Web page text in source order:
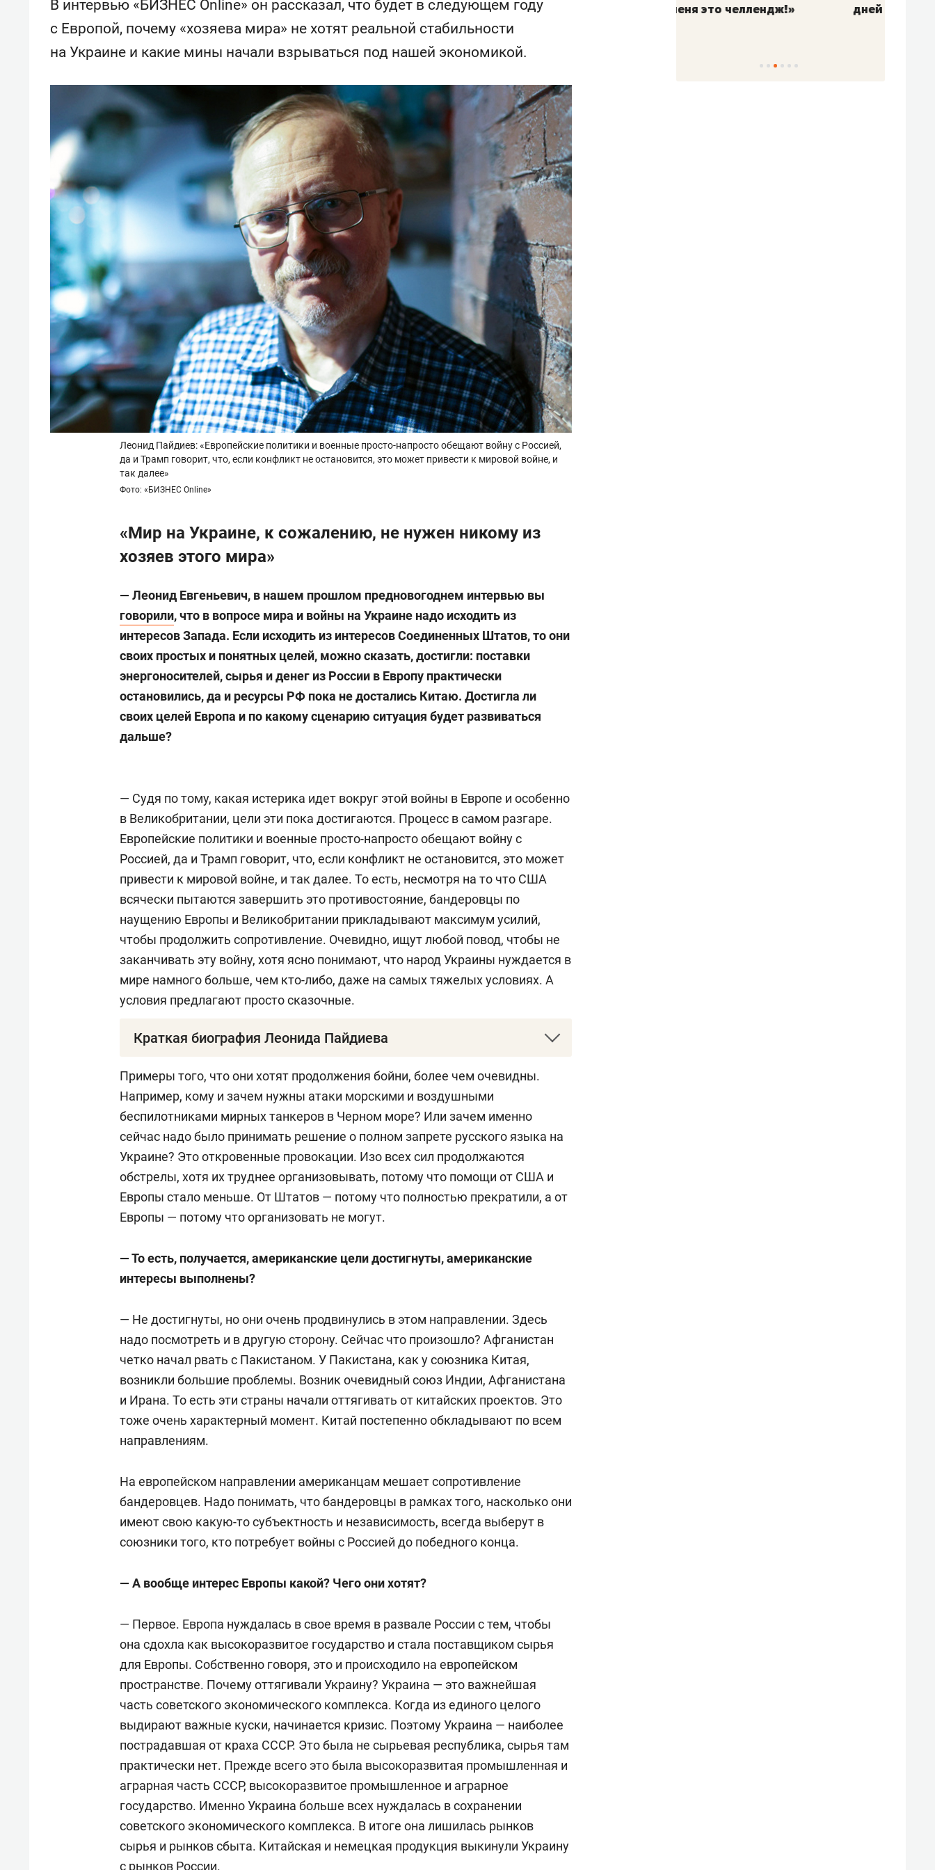
В интервью «БИЗНЕС Online» он рассказал, что будет в следующем году
с Европой, почему «хозяева мира» не хотят реальной стабильности
на Украине и какие мины начали взрываться под нашей экономикой.
Леонид Пайдиев: «Европейские политики и военные просто-напросто обещают войну с Россией,
да и Трамп говорит, что, если конфликт не остановится, это может привести к мировой войне, и
так далее»
Фото: «БИЗНЕС Online»
«Мир на Украине, к сожалению, не нужен никому из
хозяев этого мира»
— Леонид Евгеньевич, в нашем прошлом предновогоднем интервью вы
говорили, что в вопросе мира и войны на Украине надо исходить из
интересов Запада. Если исходить из интересов Соединенных Штатов, то они
своих простых и понятных целей, можно сказать, достигли: поставки
энергоносителей, сырья и денег из России в Европу практически
остановились, да и ресурсы РФ пока не достались Китаю. Достигла ли
своих целей Европа и по какому сценарию ситуация будет развиваться
дальше?
— Судя по тому, какая истерика идет вокруг этой войны в Европе и особенно
в Великобритании, цели эти пока достигаются. Процесс в самом разгаре.
Европейские политики и военные просто-напросто обещают войну с
Россией, да и Трамп говорит, что, если конфликт не остановится, это может
привести к мировой войне, и так далее. То есть, несмотря на то что США
всячески пытаются завершить это противостояние, бандеровцы по
наущению Европы и Великобритании прикладывают максимум усилий,
чтобы продолжить сопротивление. Очевидно, ищут любой повод, чтобы не
заканчивать эту войну, хотя ясно понимают, что народ Украины нуждается в
мире намного больше, чем кто-либо, даже на самых тяжелых условиях. А
условия предлагают просто сказочные.
Краткая биография Леонида Пайдиева
экономических наук, по политическим взглядам буржуазный националист.
Автор и ведущий телеграм-канала https://t.me/s/paidiev28
Закончил Ленинградский университет в 1979 году. Кандидат экономических
наук. Работал в Ленинградском финансово-экономическом институте
(ЛФЭИ), а также по хоздоговорным темам в плановом комитете города и
управлении имуществ.
С ноября 1991 года докторант ЛФЭИ и сотрудник РЦЭР при правительстве.
С марта 1992-го начальник отдела демонополизации, приватизации и
В 1994 году отдел преобразован в управление. Занимался вопросами
приватизации, демонополизации, рынками ценных бумаг, страхованием,
негосударственными пенсионными фондами, ипотекой.
Федерации. С марта 1999 года сотрудник ГК «АРКО», ГК «АСВ».
Примеры того, что они хотят продолжения бойни, более чем очевидны.
Например, кому и зачем нужны атаки морскими и воздушными
беспилотниками мирных танкеров в Черном море? Или зачем именно
сейчас надо было принимать решение о полном запрете русского языка на
Украине? Это откровенные провокации. Изо всех сил продолжаются
обстрелы, хотя их труднее организовывать, потому что помощи от США и
Европы стало меньше. От Штатов — потому что полностью прекратили, а от
Европы — потому что организовать не могут.
— То есть, получается, американские цели достигнуты, американские
интересы выполнены?
— Не достигнуты, но они очень продвинулись в этом направлении. Здесь
надо посмотреть и в другую сторону. Сейчас что произошло? Афганистан
четко начал рвать с Пакистаном. У Пакистана, как у союзника Китая,
возникли большие проблемы. Возник очевидный союз Индии, Афганистана
и Ирана. То есть эти страны начали оттягивать от китайских проектов. Это
тоже очень характерный момент. Китай постепенно обкладывают по всем
направлениям.
На европейском направлении американцам мешает сопротивление
бандеровцев. Надо понимать, что бандеровцы в рамках того, насколько они
имеют свою какую-то субъектность и независимость, всегда выберут в
союзники того, кто потребует войны с Россией до победного конца.
— А вообще интерес Европы какой? Чего они хотят?
— Первое. Европа нуждалась в свое время в развале России с тем, чтобы
она сдохла как высокоразвитое государство и стала поставщиком сырья
для Европы. Собственно говоря, это и происходило на европейском
пространстве. Почему оттягивали Украину? Украина — это важнейшая
часть советского экономического комплекса. Когда из единого целого
выдирают важные куски, начинается кризис. Поэтому Украина — наиболее
пострадавшая от краха СССР. Это была не сырьевая республика, сырья там
практически нет. Прежде всего это была высокоразвитая промышленная и
аграрная часть СССР, высокоразвитое промышленное и аграрное
государство. Именно Украина больше всех нуждалась в сохранении
советского экономического комплекса. В итоге она лишилась рынков
сырья и рынков сбыта. Китайская и немецкая продукция выкинули Украину
с рынков России.
спорта
свою сверхнагрузку
стрессом»
для меня это челлендж!»
дней